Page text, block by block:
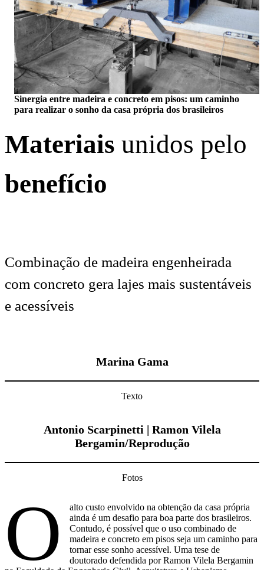
Sinergia entre madeira e concreto em pisos: um caminho
para realizar o sonho da casa própria dos brasileiros
Materiais unidos pelo
benefício
Combinação de madeira engenheirada
com concreto gera lajes mais sustentáveis
e acessíveis
Marina Gama
Texto
Antonio Scarpinetti | Ramon Vilela
Bergamin/Reprodução
Fotos
O
alto custo envolvido na obtenção da casa própria
ainda é um desafio para boa parte dos brasileiros.
Contudo, é possível que o uso combinado de
madeira e concreto em pisos seja um caminho para
tornar esse sonho acessível. Uma tese de
doutorado defendida por Ramon Vilela Bergamin